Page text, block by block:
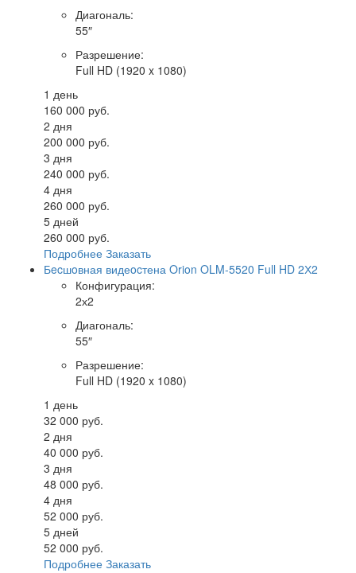
Диагональ:
55″
Разрешение:
Full HD (1920 x 1080)
1 день
160 000 руб.
2 дня
200 000 руб.
3 дня
240 000 руб.
4 дня
260 000 руб.
5 дней
260 000 руб.
Подробнее Заказать
Бecшoвная видеocтена Orion OLM-5520 Full HD 2Х2
Конфигурация:
2х2
Диагональ:
55″
Разрешение:
Full HD (1920 x 1080)
1 день
32 000 руб.
2 дня
40 000 руб.
3 дня
48 000 руб.
4 дня
52 000 руб.
5 дней
52 000 руб.
Подробнее Заказать